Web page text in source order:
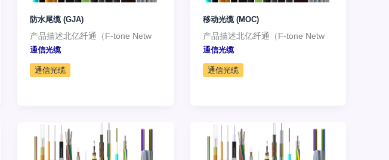
防水尾缆 (GJA)
产品描述北亿纤通（F-tone Netw
通信光缆
通信光缆
移动光缆 (MOC)
产品描述北亿纤通（F-tone Netw
通信光缆
通信光缆